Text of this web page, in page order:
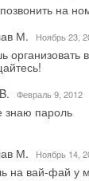
на
М.
Ноябрь 23,
организовать
Февраль 9, 2012
знаю пароль
М. Ноябрь 14,
на вай-фай у